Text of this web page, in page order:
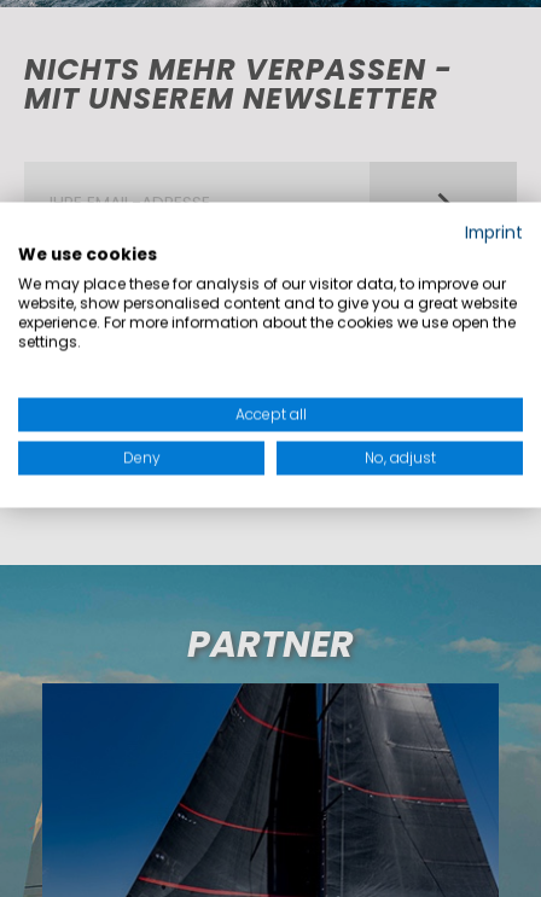
NICHTS MEHR VERPASSEN -
MIT UNSEREM NEWSLETTER
&
EVENTS SICH
VERLASSEN
KÖNNEN
PARTNER
Imprint
We use cookies
We may place these for analysis of our visitor data, to improve our
website, show personalised content and to give you a great website
experience. For more information about the cookies we use open the
settings.
Accept all
Deny No, adjust